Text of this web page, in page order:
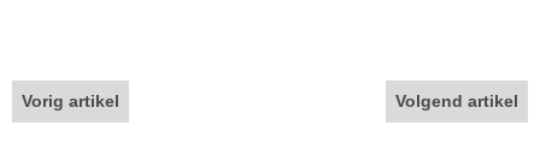
Vorig artikel Volgend artikel